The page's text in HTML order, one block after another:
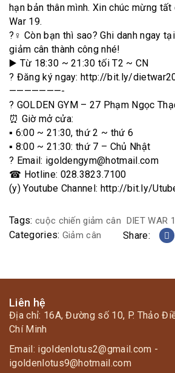
hạn bản thân mình. Xin chúc mừng
War 19.
?‍♀️ Còn bạn thì sao? Ghi danh ngay
giảm cân thành công nhé!
▶️ Từ 18:30 ~ 21:30 tối T2 ~ CN
? Đăng ký ngay: http://bit.ly/
———————-
? GOLDEN GYM – 27 Phạm Ngọc
⏰ Giờ mở cửa:
▪️ 6:00 ~ 21:30, thứ 2 ~ thứ 6
▪️ 8:00 ~ 21:30: thứ 7 – Chủ Nhật
? Email: igoldengym@hotmail.com
☎ Hotline: 028.3823.7100
(y) Youtube Channel: http://bit.ly/
Tags: cuộc chiến giảm cân DIET WAR
Categories: Giảm cân Share:
Liên hệ
Địa chỉ: 16A, Đường số 10, P. Thảo
Chí Minh
Email: igoldenlotus2@gmail.com -
igoldenlotus9@hotmail.com